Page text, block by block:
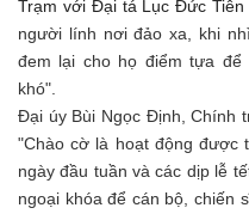
Trạm với Đại tá Lục Đức
người lính nơi đảo xa, khi
đem lại cho họ điểm tựa để
khó".
Đại úy Bùi Ngọc Định, Chính
"Chào cờ là hoạt động được
ngày đầu tuần và các dịp lễ
ngoại khóa để cán bộ, chiến